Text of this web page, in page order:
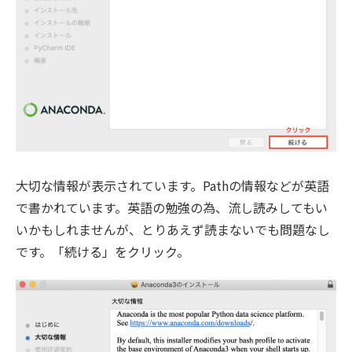
大切な情報が表示されています。Pathの情報などが英語
で書かれています。英語の勉強の為、流し読みしてもい
いかもしれませんが、とりあえず読まないでも問題なし
です。「続ける」をクリック。